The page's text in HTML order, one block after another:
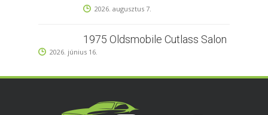
2026. augusztus 7.
1975 Oldsmobile Cutlass Salon
2026. június 16.